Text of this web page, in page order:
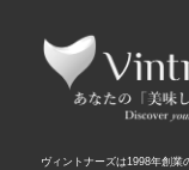
ヴィントナーズは1998年創業